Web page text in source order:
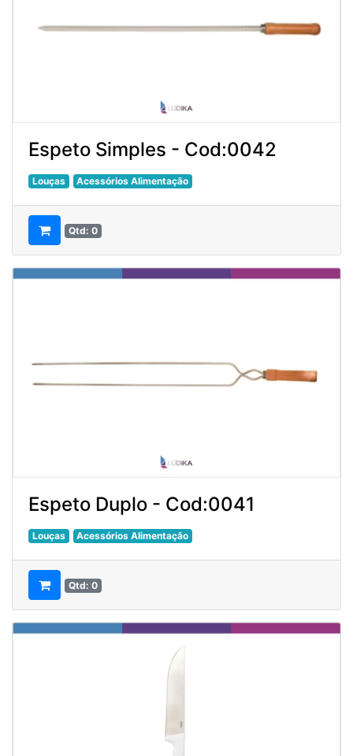
Espeto Simples - Cod:0042
Louças Acessórios Alimentação
Qtd: 0
Espeto Duplo - Cod:0041
Louças Acessórios Alimentação
Qtd: 0